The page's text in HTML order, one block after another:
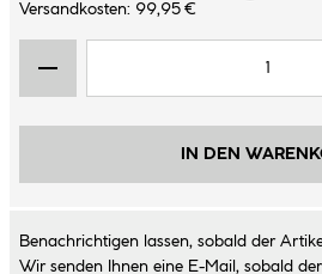
Versandkosten: 99,95 €
IN DEN
Benachrichtigen lassen, sobald der
Wir senden Ihnen eine E-Mail, sobald